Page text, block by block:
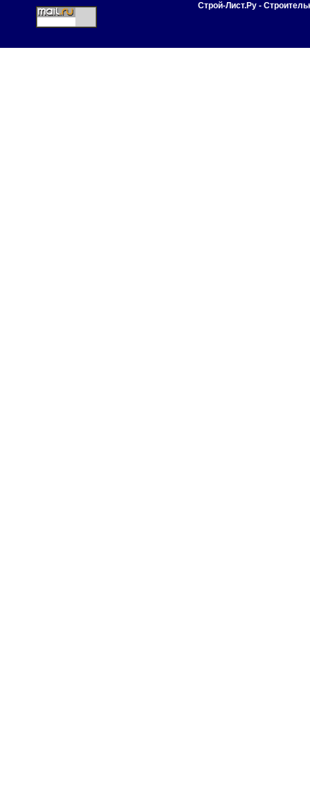
Строй-Лист.Ру -